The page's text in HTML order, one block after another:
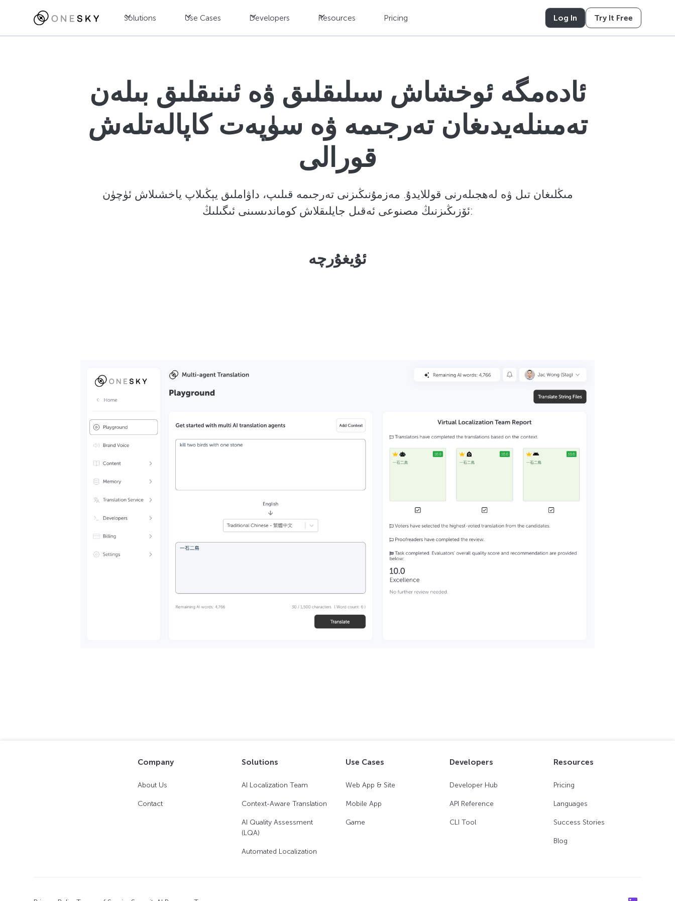
Solutions Use Cases Developers Resources Pricing Log In Try It Free
ئادەمگە ئوخشاش سىلىقلىق ۋە ئىنىقلىق بىلەن
تەمىنلەيدىغان تەرجىمە ۋە سۈپەت كاپالەتلەش
قورالى
مىڭلىغان تىل ۋە لەھجىلەرنى قوللايدۇ. مەزمۇنىڭىزنى تەرجىمە قىلىپ، داۋاملىق يېڭىلاپ ياخشىلاش ئۈچۈن
ئۆزىڭىزنىڭ مصنوعى ئەقىل جايلىقلاش كوماندىسىنى ئىگىلىڭ:
ئۇيغۇرچە
Company
About Us
Contact
Solutions
AI Localization Team
Context-Aware Translation
AI Quality Assessment
(LQA)
Automated Localization
Use Cases
Web App & Site
Mobile App
Game
Developers
Developer Hub
API Reference
CLI Tool
Resources
Pricing
Languages
Success Stories
Blog